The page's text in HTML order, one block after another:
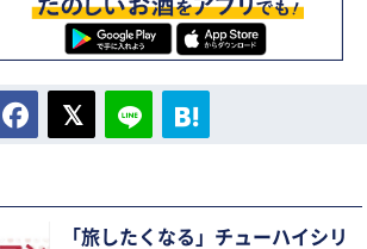
「旅したくなる」チューハイシリ